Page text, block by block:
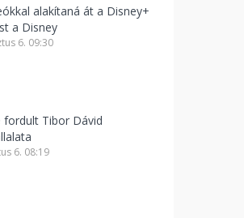
alakítaná át a Disney+
a Disney
6. 09:30
fordult Tibor Dávid
6. 08:19